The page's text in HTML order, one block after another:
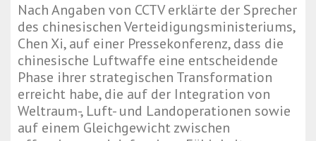
Nach Angaben von CCTV erklärte der Sprecher
des chinesischen Verteidigungsministeriums,
Chen Xi, auf einer Pressekonferenz, dass die
chinesische Luftwaffe eine entscheidende
Phase ihrer strategischen Transformation
erreicht habe, die auf der Integration von
Weltraum-, Luft- und Landoperationen sowie
auf einem Gleichgewicht zwischen